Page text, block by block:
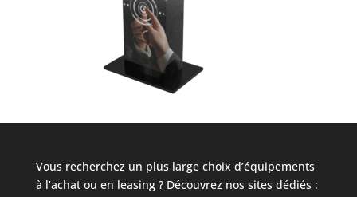
Vous recherchez un plus large choix d’équipements
à l’achat ou en leasing ? Découvrez nos sites dédiés :